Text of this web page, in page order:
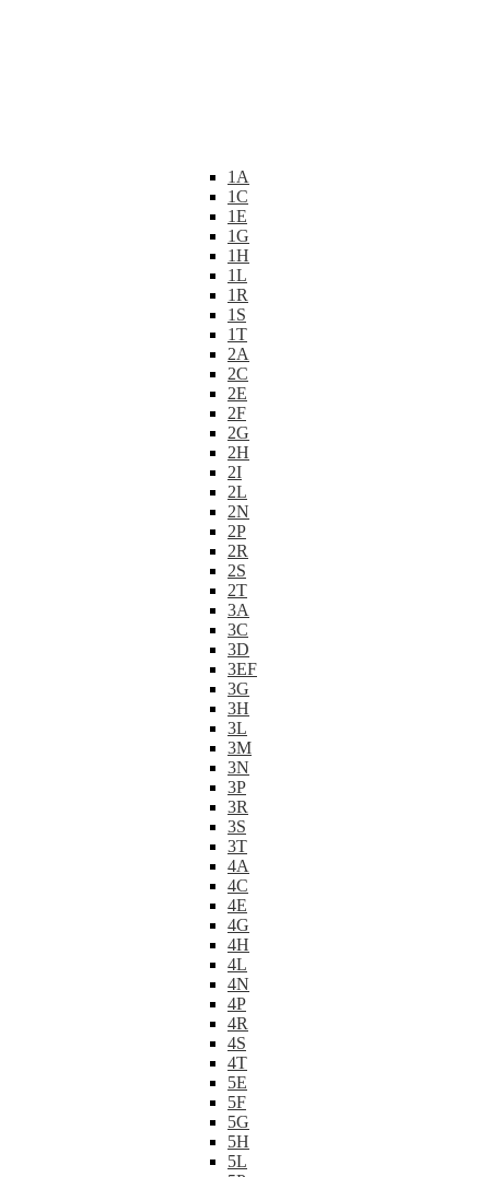
1A
1C
1E
1G
1H
1L
1R
1S
1T
2A
2C
2E
2F
2G
2H
2I
2L
2N
2P
2R
2S
2T
3A
3C
3D
3EF
3G
3H
3L
3M
3N
3P
3R
3S
3T
4A
4C
4E
4G
4H
4L
4N
4P
4R
4S
4T
5E
5F
5G
5H
5L